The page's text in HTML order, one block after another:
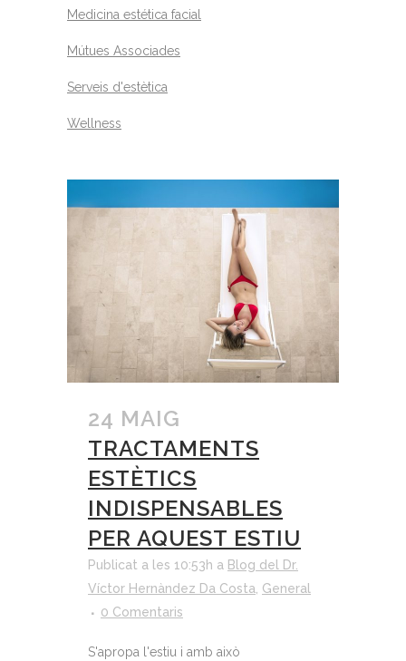
Medicina estética facial
Mútues Associades
Serveis d'estètica
Wellness
24 MAIG
TRACTAMENTS
ESTÈTICS
INDISPENSABLES
PER AQUEST ESTIU
Publicat a les 10:53h a Blog del Dr.
Víctor Hernàndez Da Costa General
0 Comentaris
S'apropa l'estiu i amb això